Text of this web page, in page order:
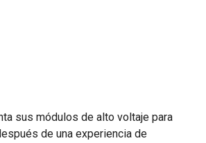
sus módulos de alto voltaje para
de una experiencia de